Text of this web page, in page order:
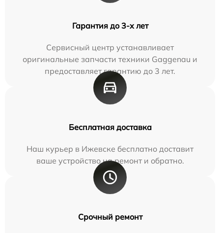
Гарантия до 3-х лет
Сервисный центр устанавливает
оригинальные запчасти техники Gaggenau и
предоставляет гарантию до 3 лет.
Бесплатная доставка
Наш курьер в Ижевске бесплатно доставит
ваше устройство на ремонт и обратно.
Срочный ремонт